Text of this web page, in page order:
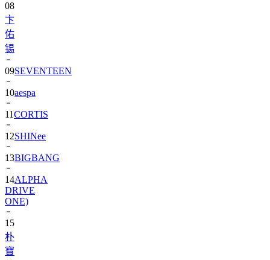
08
卞
佑
锡
09SEVENTEEN
10aespa
11CORTIS
12SHINee
13BIGBANG
14ALPHA
DRIVE
ONE)
15
朴
寶